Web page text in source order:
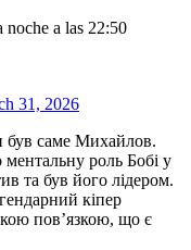
a las 22:50
31, 2026
був саме Михайлов.
роль Бобі у
та був його лідером.
кіпер
пов’язкою, що є